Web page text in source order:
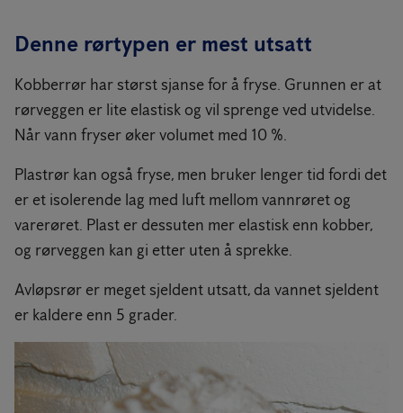
Denne rørtypen er mest utsatt
Kobberrør har størst sjanse for å fryse. Grunnen er at
rørveggen er lite elastisk og vil sprenge ved utvidelse.
Når vann fryser øker volumet med 10 %.
Plastrør kan også fryse, men bruker lenger tid fordi det
er et isolerende lag med luft mellom vannrøret og
varerøret. Plast er dessuten mer elastisk enn kobber,
og rørveggen kan gi etter uten å sprekke.
Avløpsrør er meget sjeldent utsatt, da vannet sjeldent
er kaldere enn 5 grader.